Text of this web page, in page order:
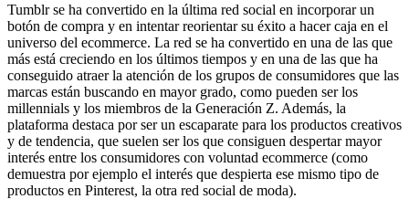
Tumblr se ha convertido en la última red social en incorporar un
botón de compra y en intentar reorientar su éxito a hacer caja en el
universo del ecommerce. La red se ha convertido en una de las que
más está creciendo en los últimos tiempos y en una de las que ha
conseguido atraer la atención de los grupos de consumidores que las
marcas están buscando en mayor grado, como pueden ser los
millennials y los miembros de la Generación Z. Además, la
plataforma destaca por ser un escaparate para los productos creativos
y de tendencia, que suelen ser los que consiguen despertar mayor
interés entre los consumidores con voluntad ecommerce (como
demuestra por ejemplo el interés que despierta ese mismo tipo de
productos en Pinterest, la otra red social de moda).